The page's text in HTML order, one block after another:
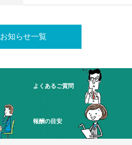
お知らせ一覧
よくあるご質問
報酬の目安